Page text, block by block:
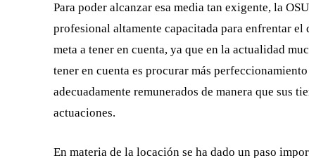
Para poder alcanzar esa media tan exigente, la
profesional altamente capacitada para enfrentar
meta a tener en cuenta, ya que en la actualidad
tener en cuenta es procurar más
adecuadamente remunerados de manera que sus
actuaciones.
En materia de la locación se ha dado un paso